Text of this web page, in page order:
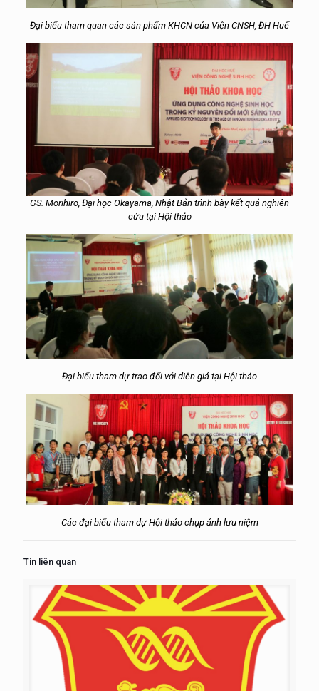
Đại biểu tham quan các sản phẩm KHCN của Viện CNSH, ĐH Huế
GS. Morihiro, Đại học Okayama, Nhật Bản trình bày kết quả nghiên
cứu tại Hội thảo
Đại biểu tham dự trao đổi với diễn giả tại Hội thảo
Các đại biểu tham dự Hội thảo chụp ảnh lưu niệm
Tin liên quan